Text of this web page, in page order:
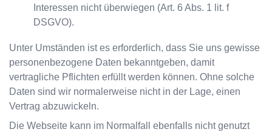
Interessen nicht überwiegen (Art. 6 Abs. 1 lit. f
DSGVO).
Unter Umständen ist es erforderlich, dass Sie uns gewisse
personenbezogene Daten bekanntgeben, damit
vertragliche Pflichten erfüllt werden können. Ohne solche
Daten sind wir normalerweise nicht in der Lage, einen
Vertrag abzuwickeln.
Die Webseite kann im Normalfall ebenfalls nicht genutzt